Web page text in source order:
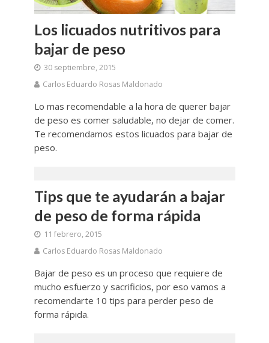
Los licuados nutritivos para
bajar de peso
30 septiembre, 2015
Carlos Eduardo Rosas Maldonado
Lo mas recomendable a la hora de querer bajar
de peso es comer saludable, no dejar de comer.
Te recomendamos estos licuados para bajar de
peso.
Tips que te ayudarán a bajar
de peso de forma rápida
11 febrero, 2015
Carlos Eduardo Rosas Maldonado
Bajar de peso es un proceso que requiere de
mucho esfuerzo y sacrificios, por eso vamos a
recomendarte 10 tips para perder peso de
forma rápida.